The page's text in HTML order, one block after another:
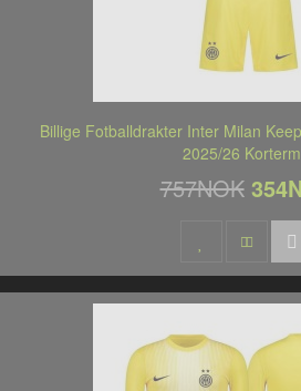
Billige Fotballdrakter Inter Milan
2025/26
757NOK